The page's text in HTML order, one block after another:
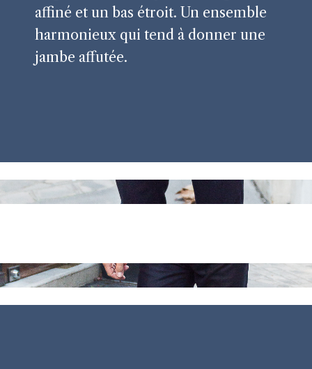
affiné et un bas étroit. Un ensemble
harmonieux qui tend à donner une
jambe affutée.